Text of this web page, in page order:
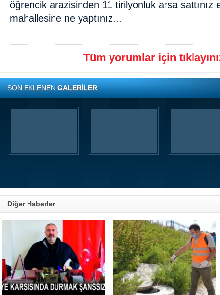
öğrencik arazisinden 11 tirilyonluk arsa sattınız
mahallesine ne yaptınız...
Tüm yorumlar için
SON EKLENENGALERİLER
Diğer Haberler